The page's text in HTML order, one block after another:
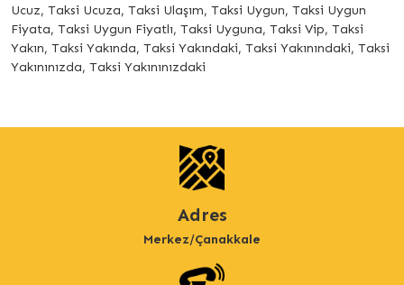
Ucuz, Taksi Ucuza, Taksi Ulaşım, Taksi Uygun, Taksi Uygun
Fiyata, Taksi Uygun Fiyatlı, Taksi Uyguna, Taksi Vip, Taksi
Yakın, Taksi Yakında, Taksi Yakındaki, Taksi Yakınındaki, Taksi
Yakınınızda, Taksi Yakınınızdaki
Adres
Merkez/Çanakkale